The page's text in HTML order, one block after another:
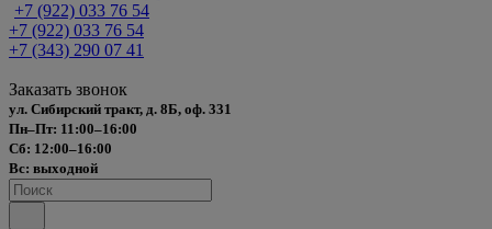
+7 (922) 033 76 54
+7 (922) 033 76 54
+7 (343) 290 07 41
Заказать звонок
ул. Сибирский тракт, д. 8Б, оф. 331
Пн–Пт: 11:00–16:00
Сб: 12:00–16:00
Вс: выходной